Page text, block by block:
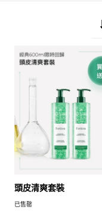
頭皮清爽套裝
已售罄